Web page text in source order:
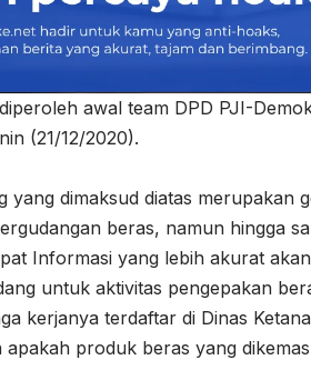
awal team DPD PJI-
(21/12/2020).
yang dimaksud diatas merupakan
beras, namun hingga
Informasi yang lebih akurat
untuk aktivitas pengepakan
kerjanya terdaftar di Dinas
produk beras yang